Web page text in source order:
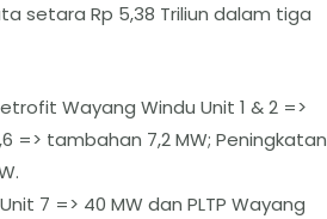
setara Rp 5,38 Triliun dalam tiga
Wayang Windu Unit 1 & 2 =>
=> tambahan 7,2 MW; Peningkatan
7 => 40 MW dan PLTP Wayang